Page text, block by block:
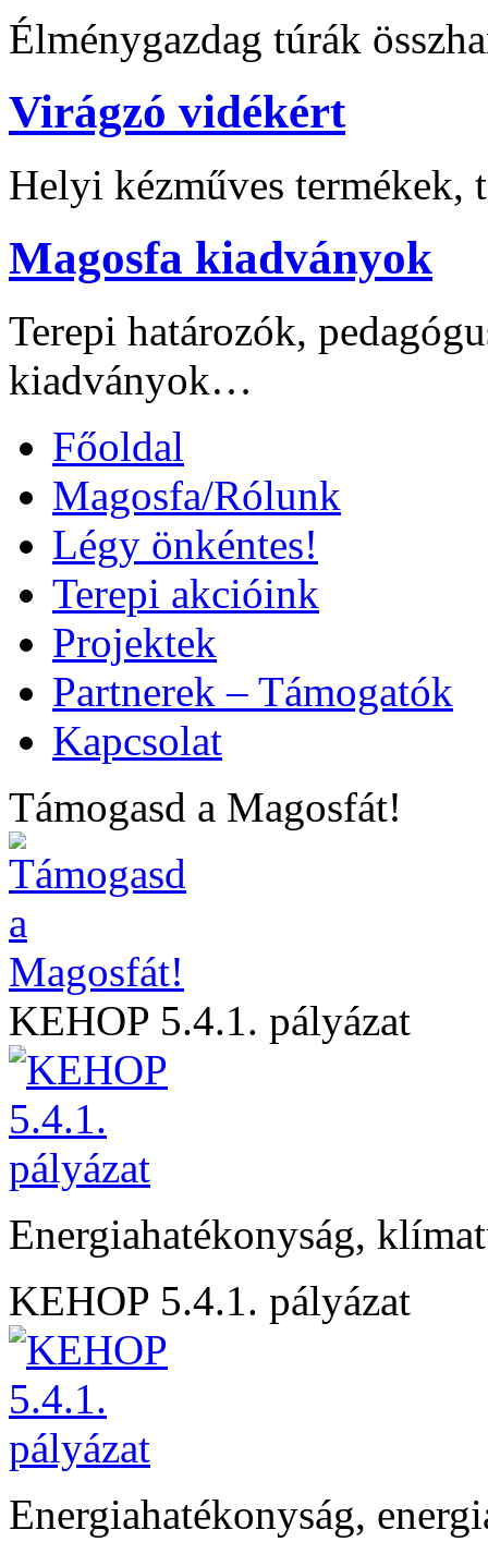
Élménygazdag túrák
Virágzó vidékért
Helyi kézműves
Magosfa kiadványok
Terepi határozók,
kiadványok…
Főoldal
Magosfa/Rólunk
Légy önkéntes!
Terepi akcióink
Projektek
Partnerek – Támogatók
Kapcsolat
Támogasd a Magosfát!
KEHOP 5.4.1. pályázat
Energiahatékonyság,
KEHOP 5.4.1. pályázat
Energiahatékonyság,